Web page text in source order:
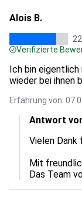
Alois B.
Verifizierte
Ich bin
wieder bei ihnen
Erfahrung von:
Antwort
Vielen Dank
Mit
Das Team